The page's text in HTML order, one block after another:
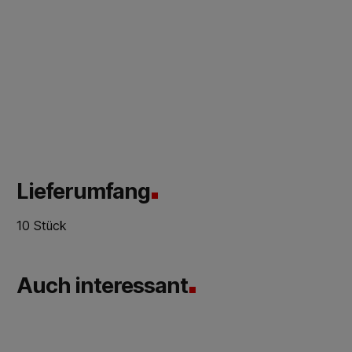
Lieferumfang
10 Stück
Auch interessant